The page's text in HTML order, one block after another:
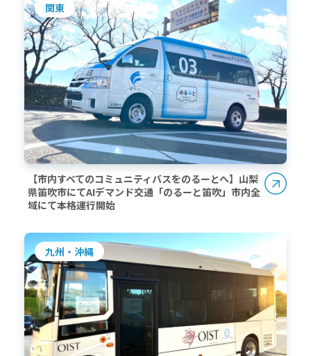
関東
【市内すべてのコミュニティバスをのるーとへ】山梨
県笛吹市にてAIデマンド交通「のるーと笛吹」市内全
域にて本格運行開始
九州・沖縄